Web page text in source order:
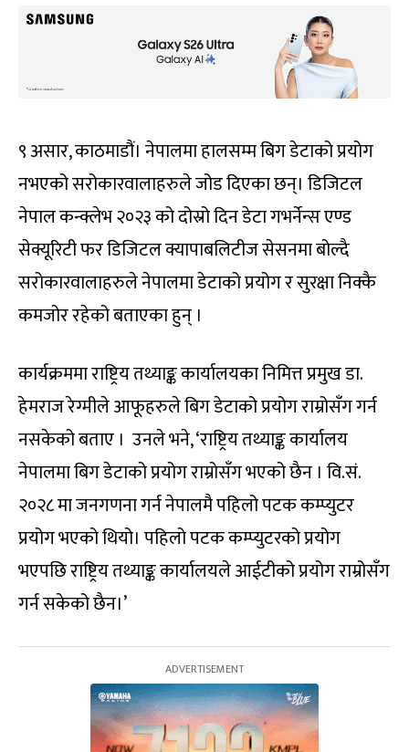
९ असार, काठमाडौं। नेपालमा हालसम्‍म बिग डेटाको प्रयोग
नभएको सरोकारवालाहरुले जोड दिएका छन्। डिजिटल
नेपाल कन्क्लेभ २०२३ को दोस्रो दिन डेटा गभर्नेन्स एण्ड
सेक्यूरिटी फर डिजिटल क्यापाबलिटीज सेसनमा बोल्दै
सरोकारवालाहरुले नेपालमा डेटाको प्रयोग र सुरक्षा निक्कै
कमजोर रहेको बताएका हुन् ।
कार्यक्रममा राष्ट्रिय तथ्याङ्क कार्यालयका निमित्त प्रमुख डा.
हेमराज रेग्मीले आफूहरुले बिग डेटाको प्रयोग राम्रोसँग गर्न
नसकेको बताए । उनले भने, ‘राष्ट्रिय तथ्याङ्क कार्यालय
नेपालमा बिग डेटाको प्रयोग राम्रोसँग भएको छैन । वि.सं.
२०२८ मा जनगणना गर्न नेपालमै पहिलो पटक कम्प्युटर
प्रयोग भएको थियो। पहिलो पटक कम्प्युटरको प्रयोग
भएपछि राष्ट्रिय तथ्याङ्क कार्यालयले आईटीको प्रयोग राम्रोसँग
गर्न सकेको छैन।’